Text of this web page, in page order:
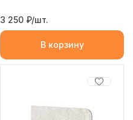
3 250 ₽/шт.
В корзину